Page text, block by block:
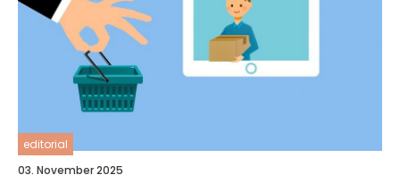
editorial
03. November 2025